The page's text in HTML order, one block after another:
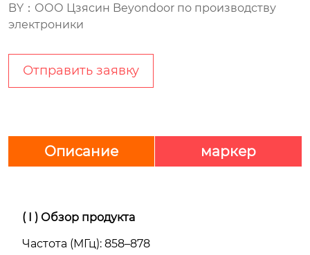
BY：ООО Цзясин Beyondoor по производству
электроники
Отправить заявку
Описание маркер
( I ) Обзор продукта
Частота (МГц): 858–878